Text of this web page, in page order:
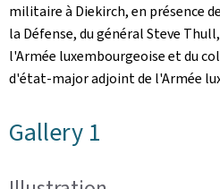
militaire à Diekirch, en présence
la Défense, du général Steve
l'Armée luxembourgeoise et du
d'état-major adjoint de l'Armée
Gallery 1